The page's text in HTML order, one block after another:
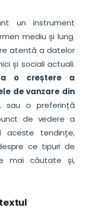
un instrument
mediu și lung.
atentă a datelor
și sociali actuali.
o creștere a
de vanzare din
sau o preferință
de vedere a
aceste tendințe,
ce tipuri de
mai căutate și,